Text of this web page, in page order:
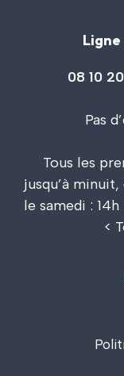
Ligne
08 10
Pas
Tous les
jusqu’à
le samedi :
<